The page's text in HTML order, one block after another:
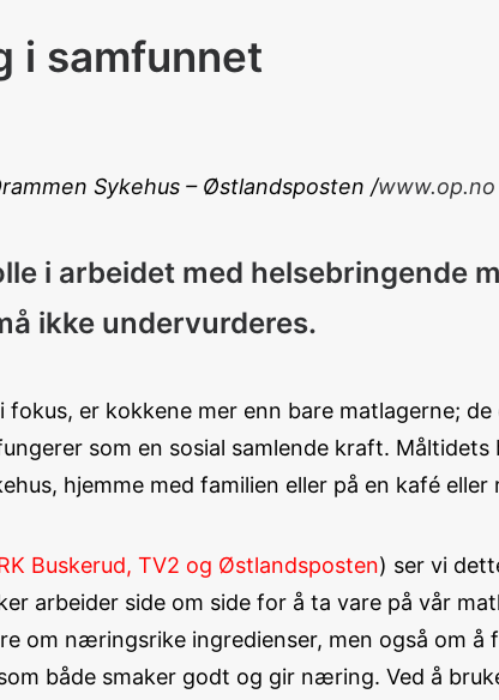
i samfunnet
Sykehus – Østlandsposten /www.op.no
i arbeidet med helsebringende
ikke undervurderes.
er kokkene mer enn bare matlagerne;
som en sosial samlende kraft.
hjemme med familien eller på en kafé eller
Buskerud, TV2 og Østlandsposten) ser vi
arbeider side om side for å ta vare på vår
om næringsrike ingredienser, men også om
både smaker godt og gir næring. Ved å